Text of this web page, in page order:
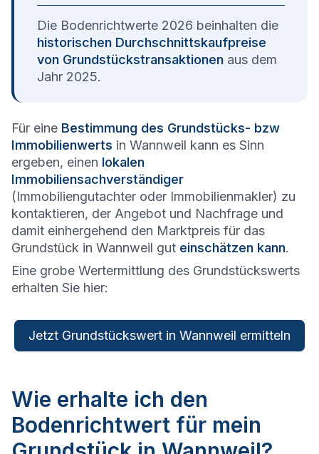
Die Bodenrichtwerte 2026 beinhalten die
historischen Durchschnittskaufpreise
von Grundstückstransaktionen aus dem
Jahr 2025.
Für eine Bestimmung des Grundstücks- bzw
Immobilienwerts in Wannweil kann es Sinn
ergeben, einen lokalen
Immobiliensachverständiger
(Immobiliengutachter oder Immobilienmakler) zu
kontaktieren, der Angebot und Nachfrage und
damit einhergehend den Marktpreis für das
Grundstück in Wannweil gut einschätzen kann.
Eine grobe Wertermittlung des Grundstückswerts
erhalten Sie hier:
Jetzt Grundstückswert in Wannweil ermitteln
Wie erhalte ich den
Bodenrichtwert für mein